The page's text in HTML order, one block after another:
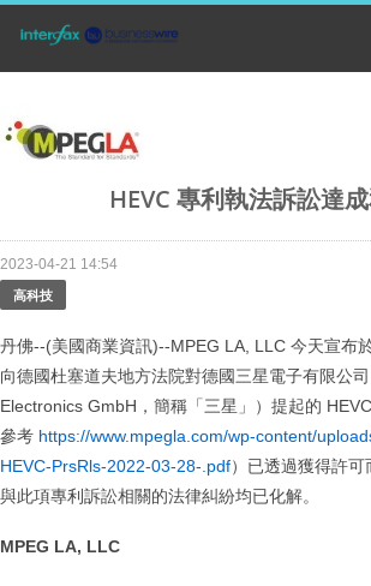
HEVC 專利執法訴訟達
2023-04-21 14:54
高科技
丹佛--(美國商業資訊)--MPEG LA, LLC 今天宣布
向德國杜塞道夫地方法院對德國三星電子有限公
Electronics GmbH，簡稱「三星」）提起的
參考 https://www.mpegla.com/wp-content/
HEVC-PrsRls-2022-03-28-.pdf）已透過獲得許
與此項專利訴訟相關的法律糾紛均已化解。
MPEG LA, LLC